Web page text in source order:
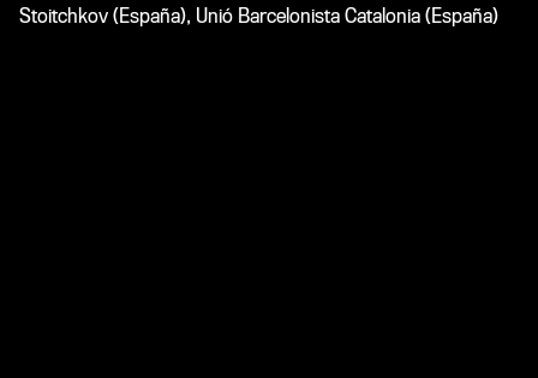
Stoitchkov (España), Unió Barcelonista Catalonia (España)